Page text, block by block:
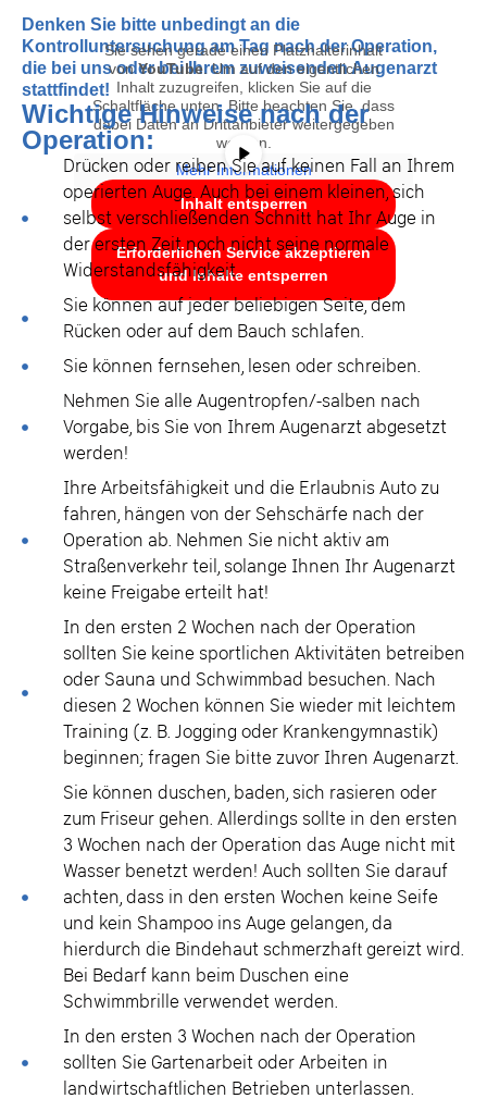
Denken Sie bitte unbedingt an die
Kontrolluntersuchung am Tag nach der Operation,
die bei uns oder bei Ihrem zuweisenden Augenarzt
stattfindet!
Sie sehen gerade einen Platzhalterinhalt
vonYouTube. Um auf den eigentlichen
Inhalt zuzugreifen, klicken Sie auf die
Schaltfläche unten. Bitte beachten Sie, dass
dabei Daten an Drittanbieter weitergegeben
werden.
Mehr Informationen
Inhalt entsperren
Erforderlichen Service akzeptieren
und Inhalte entsperren
Wichtige Hinweise nach der
Operation:
Drücken oder reiben Sie auf keinen Fall an Ihrem
operierten Auge. Auch bei einem kleinen, sich
selbst verschließenden Schnitt hat Ihr Auge in
der ersten Zeit noch nicht seine normale
Widerstandsfähigkeit.
Sie können auf jeder beliebigen Seite, dem
Rücken oder auf dem Bauch schlafen.
Sie können fernsehen, lesen oder schreiben.
Nehmen Sie alle Augentropfen/-salben nach
Vorgabe, bis Sie von Ihrem Augenarzt abgesetzt
werden!
Ihre Arbeitsfähigkeit und die Erlaubnis Auto zu
fahren, hängen von der Sehschärfe nach der
Operation ab. Nehmen Sie nicht aktiv am
Straßenverkehr teil, solange Ihnen Ihr Augenarzt
keine Freigabe erteilt hat!
In den ersten 2 Wochen nach der Operation
sollten Sie keine sportlichen Aktivitäten betreiben
oder Sauna und Schwimmbad besuchen. Nach
diesen 2 Wochen können Sie wieder mit leichtem
Training (z. B. Jogging oder Krankengymnastik)
beginnen; fragen Sie bitte zuvor Ihren Augenarzt.
Sie können duschen, baden, sich rasieren oder
zum Friseur gehen. Allerdings sollte in den ersten
3 Wochen nach der Operation das Auge nicht mit
Wasser benetzt werden! Auch sollten Sie darauf
achten, dass in den ersten Wochen keine Seife
und kein Shampoo ins Auge gelangen, da
hierdurch die Bindehaut schmerzhaft gereizt wird.
Bei Bedarf kann beim Duschen eine
Schwimmbrille verwendet werden.
In den ersten 3 Wochen nach der Operation
sollten Sie Gartenarbeit oder Arbeiten in
landwirtschaftlichen Betrieben unterlassen.